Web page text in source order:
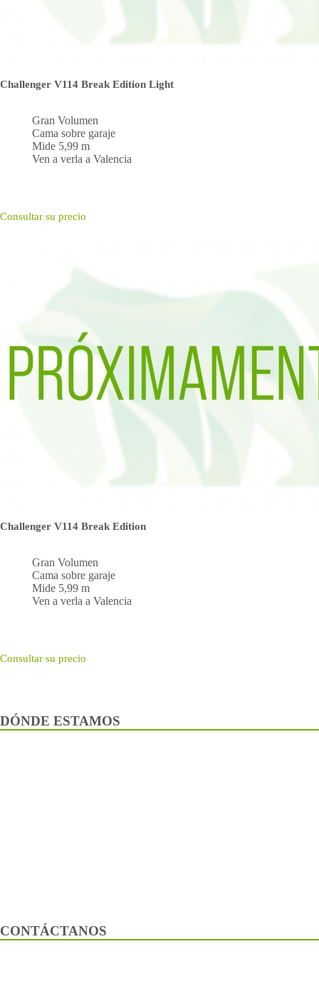
Challenger V114 Break Edition Light
Gran Volumen
Cama sobre garaje
Mide 5,99 m
Ven a verla a Valencia
Consultar su precio
Challenger V114 Break Edition
Gran Volumen
Cama sobre garaje
Mide 5,99 m
Ven a verla a Valencia
Consultar su precio
DÓNDE ESTAMOS
CONTÁCTANOS